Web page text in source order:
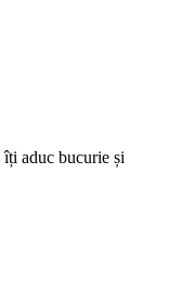
aduc bucurie și